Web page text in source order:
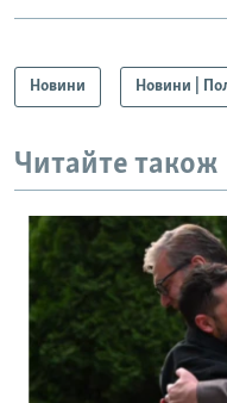
Новини Новини |
Читайте також